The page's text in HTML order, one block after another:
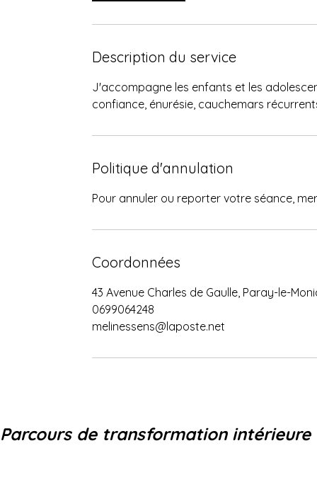
Description du service
J'accompagne les enfants et les
confiance, énurésie, cauchemars
Politique d'annulation
Pour annuler ou reporter votre séance,
Coordonnées
43 Avenue Charles de Gaulle, Paray-le-
0699064248
melinessens@laposte.net
Parcours de transformation